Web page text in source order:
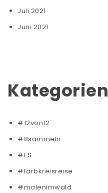
Juli 2021
Juni 2021
Kategorien
#12von12
#8sammeln
#ES
#farbkreisreise
#malenimwald